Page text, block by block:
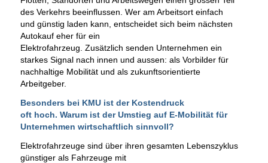
des Verkehrs beeinflussen. Wer am Arbeitsort einfach
und günstig laden kann, entscheidet sich beim nächsten
Autokauf eher für ein
Elektrofahrzeug. Zusätzlich senden Unternehmen ein
starkes Signal nach innen und aussen: als Vorbilder für
nachhaltige Mobilität und als zukunftsorientierte
Arbeitgeber.
Besonders bei KMU ist der Kostendruck
oft hoch. Warum ist der Umstieg auf E-Mobilität für
Unternehmen wirtschaftlich sinnvoll?
Elektrofahrzeuge sind über ihren gesamten Lebenszyklus
günstiger als Fahrzeuge mit